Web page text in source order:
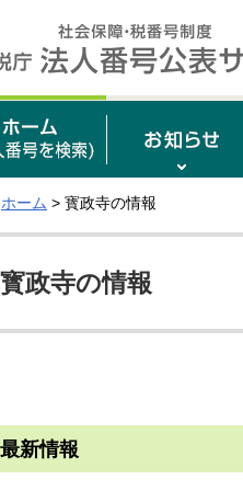
ホーム > 寳政寺の情報
寳政寺の情報
最新情報